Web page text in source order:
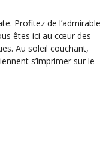
Profitez de l’admirable
êtes ici au cœur des
Au soleil couchant,
s’imprimer sur le